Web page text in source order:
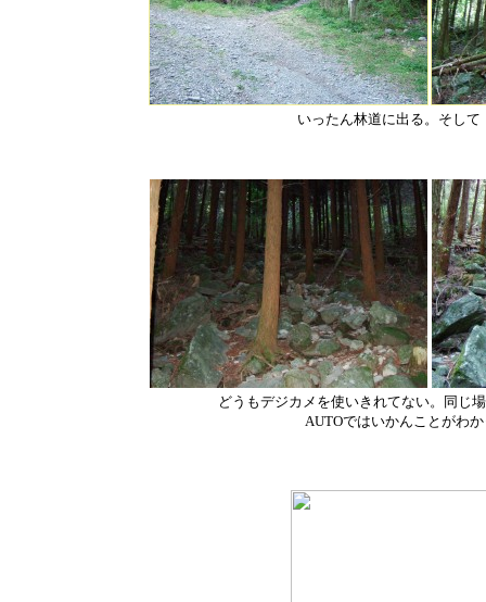
いったん林道に出る。そして
どうもデジカメを使いきれてない。同じ
AUTOではいかんことがわ